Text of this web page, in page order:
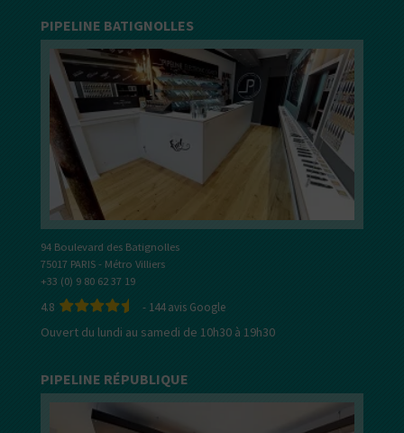
PIPELINE BATIGNOLLES
94 Boulevard des Batignolles
75017 PARIS - Métro Villiers
+33 (0) 9 80 62 37 19
4.8 - 144avis Google
Ouvert du lundi au samedi de 10h30 à 19h30
PIPELINE RÉPUBLIQUE